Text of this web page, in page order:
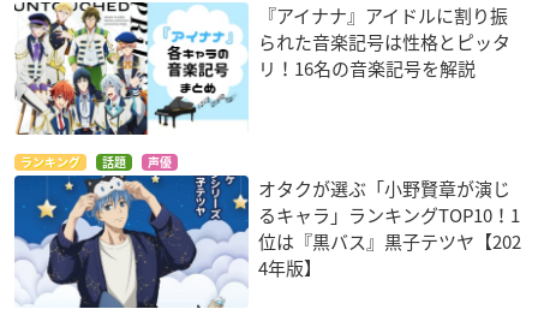
『アイナナ』アイドルに割り振
られた音楽記号は性格とピッタ
リ！16名の音楽記号を解説
ランキング 話題 声優
オタクが選ぶ「小野賢章が演じ
るキャラ」ランキングTOP10！1
位は『黒バス』黒子テツヤ【202
4年版】